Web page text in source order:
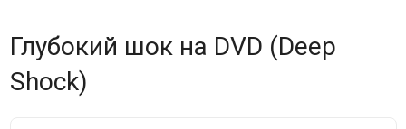
Глубокий шок на DVD (Deep
Shock)